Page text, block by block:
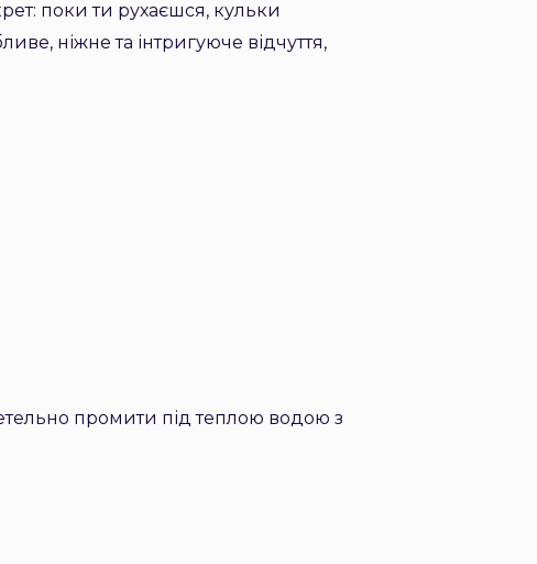
поки ти рухаєшся, кульки
ніжне та інтригуюче відчуття,
промити під теплою водою з